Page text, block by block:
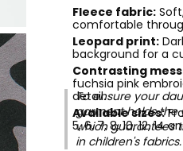
Fleece fabric:
comfortable
Leopard print:
background for a
Contrasting
fuchsia pink
detail.
Available sizes:
5, 6, 7, 8, 10, 12, 14
To ensure your
garment holds the
which guarantees
in children's fabrics.